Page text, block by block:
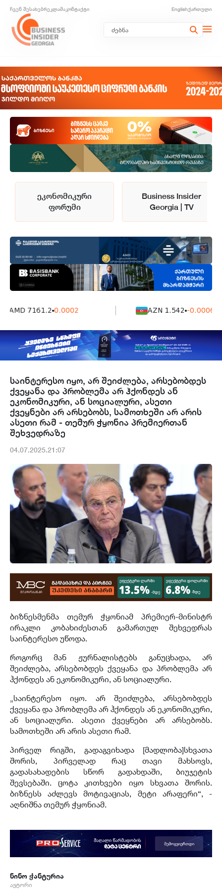
ჩვენ შესახებრეკლამაკონტაქტი Englishქართული
ეკონომიკური
ფორუმი
Business Insider
Georgia | TV
AMD 7161.2 0.0002 AZN 1.542 -0.0006
საინტერესო იყო, არ შეიძლება, არსებობდეს
ქვეყანა და პრობლემა არ ჰქონდეს ან
ეკონომიკური, ან სოციალური, ასეთი
ქვეყნები არ არსებობს, სამოთხეში არ არის
ასეთი რამ - თემურ ჭყონია პრემიერთან
შეხვედრაზე
04.07.2025.21:07
ბიზნესმენმა თემურ ჭყონიამ პრემიერ-მინისტრ
ირაკლი კობახიძესთან გამართულ შეხვედრას
საინტერესო უწოდა.
როგორც მან ჟურნალისტებს განუცხადა, არ
შეიძლება, არსებობდეს ქვეყანა და პრობლემა არ
ჰქონდეს ან ეკონომიკური, ან სოციალური.
„საინტერესო იყო. არ შეიძლება, არსებობდეს
ქვეყანა და პრობლემა არ ჰქონდეს ან ეკონომიკური,
ან სოციალური. ასეთი ქვეყნები არ არსებობს.
სამოთხეში არ არის ასეთი რამ.
პირველ რიგში, გადაგვიხადა [მადლობა]სხვათა
შორის, პირველად რაც თავი მახსოვს,
გადასახადების სწორ გადახდაში, ბიუჯეტის
შევსებაში. ცოტა კითხვები იყო სხვათა შორის.
ბიზნესს აძლევს მოტივაციას, მეტი არაფერი“, -
აღნიშნა თემურ ჭყონიამ.
ნინო ჭანტურია
ავტორი